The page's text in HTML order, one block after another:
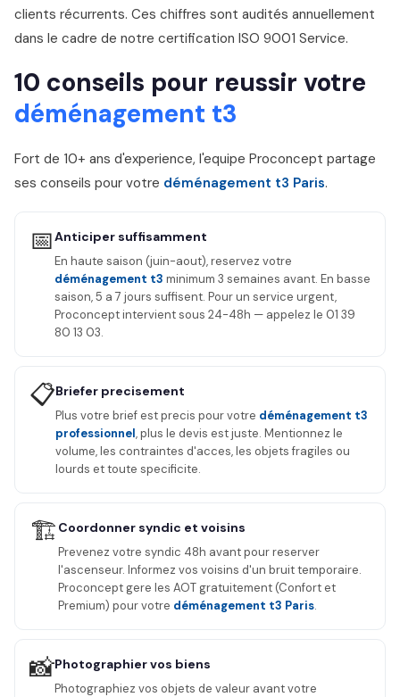
clients récurrents. Ces chiffres sont audités annuellement
dans le cadre de notre certification ISO 9001 Service.
10 conseils pour reussir votre
déménagement t3
Fort de 10+ ans d'experience, l'equipe Proconcept partage
ses conseils pour votre déménagement t3 Paris.
📅Anticiper suffisamment
En haute saison (juin-aout), reservez votre
déménagement t3 minimum 3 semaines avant. En basse
saison, 5 a 7 jours suffisent. Pour un service urgent,
Proconcept intervient sous 24-48h — appelez le 01 39
80 13 03.
📋Briefer precisement
Plus votre brief est precis pour votre déménagement t3
professionnel, plus le devis est juste. Mentionnez le
volume, les contraintes d'acces, les objets fragiles ou
lourds et toute specificite.
🏗️ Coordonner syndic et voisins
Prevenez votre syndic 48h avant pour reserver
l'ascenseur. Informez vos voisins d'un bruit temporaire.
Proconcept gere les AOT gratuitement (Confort et
Premium) pour votre déménagement t3 Paris.
📸Photographier vos biens
Photographiez vos objets de valeur avant votre